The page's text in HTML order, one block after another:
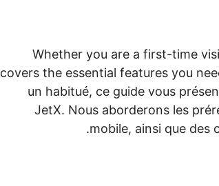
Whether you are a first-time
covers the essential features you
un habitué, ce guide vous
JetX. Nous aborderons les
mobile, ainsi que des